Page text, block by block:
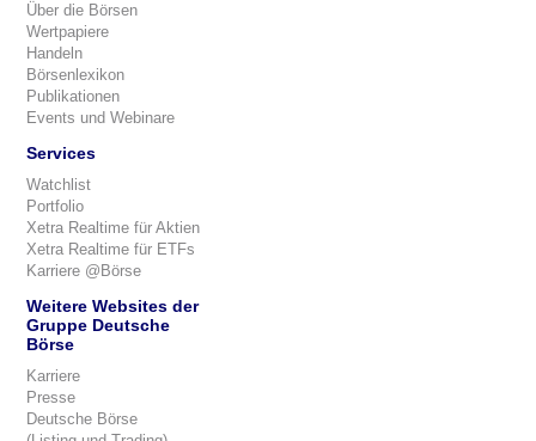
Über die Börsen
Wertpapiere
Handeln
Börsenlexikon
Publikationen
Events und Webinare
Services
Watchlist
Portfolio
Xetra Realtime für Aktien
Xetra Realtime für ETFs
Karriere @Börse
Weitere Websites der
Gruppe Deutsche
Börse
Karriere
Presse
Deutsche Börse